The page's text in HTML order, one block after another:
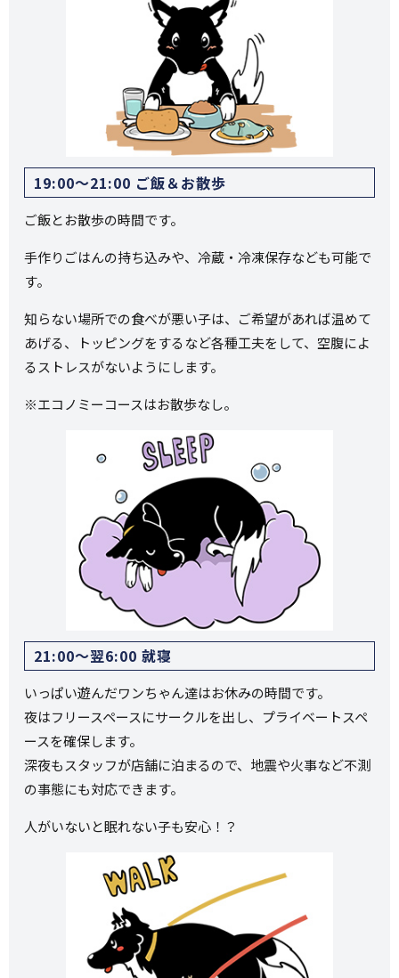
19:00〜21:00 ご飯＆お散歩
ご飯とお散歩の時間です。
手作りごはんの持ち込みや、冷蔵・冷凍保存なども可能で
す。
知らない場所での食べが悪い子は、ご希望があれば温めて
あげる、トッピングをするなど各種工夫をして、空腹によ
るストレスがないようにします。
※エコノミーコースはお散歩なし。
21:00〜翌6:00 就寝
いっぱい遊んだワンちゃん達はお休みの時間です。
夜はフリースペースにサークルを出し、プライベートスペ
ースを確保します。
深夜もスタッフが店舗に泊まるので、地震や火事など不測
の事態にも対応できます。
人がいないと眠れない子も安心！？